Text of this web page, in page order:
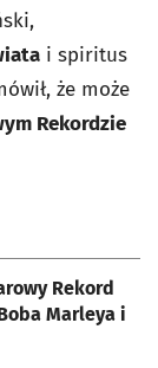
i spiritus
że może
Rekordzie
Rekord
Marleya i